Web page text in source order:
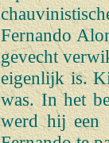
Fernando
gevecht
eigenlijk is.
was. In het
werd hij een